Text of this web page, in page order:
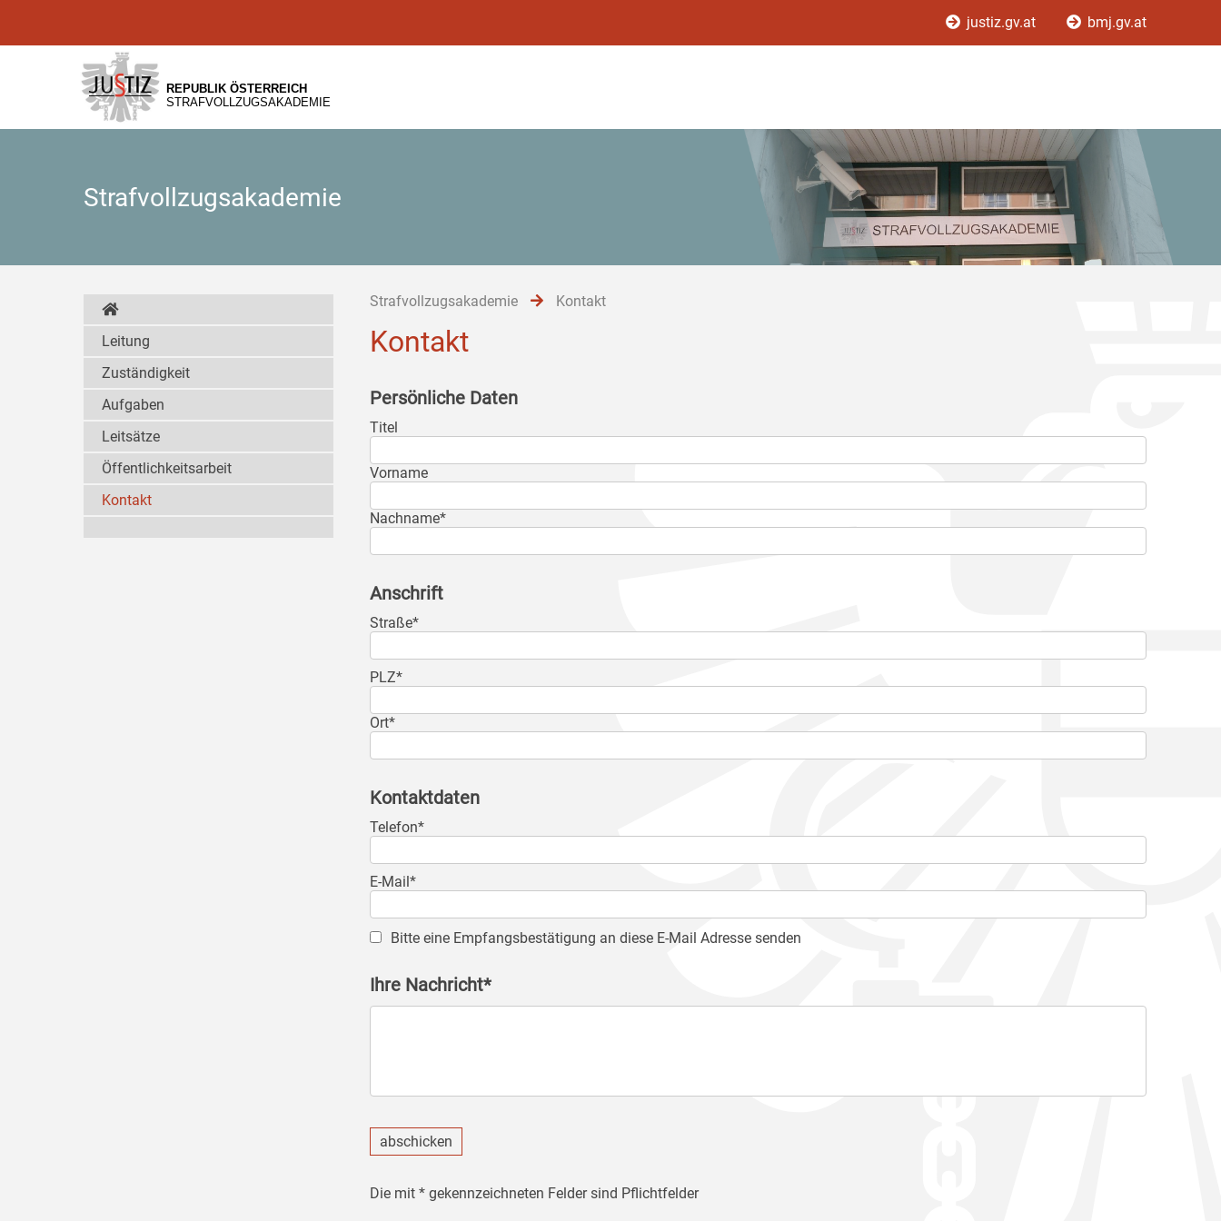
[1]
[2]
[3]
justiz.gv.at bmj.gv.at
REPUBLIK ÖSTERREICH
STRAFVOLLZUGSAKADEMIE
Strafvollzugsakademie
Strafvollzugsakademie Kontakt
Kontakt
Persönliche Daten
Titel
Vorname
Nachname*
Anschrift
Straße*
PLZ*
Ort*
Kontaktdaten
Telefon*
E-Mail*
Bitte eine Empfangsbestätigung an diese E-Mail Adresse senden
Ihre Nachricht*
abschicken
Die mit * gekennzeichneten Felder sind Pflichtfelder
Leitung
Zuständigkeit
Aufgaben
Leitsätze
Öffentlichkeitsarbeit
Kontakt